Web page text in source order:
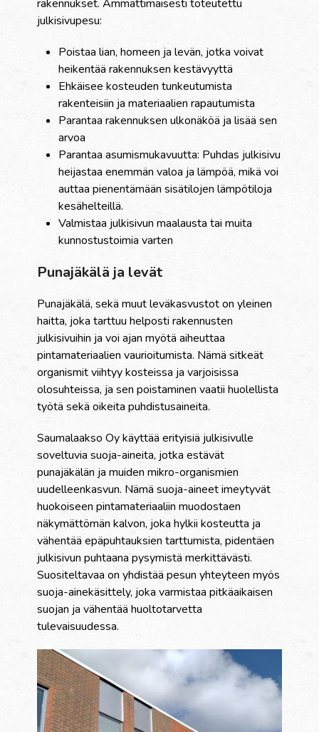
rakennukset. Ammattimaisesti toteutettu
julkisivupesu:
Poistaa lian, homeen ja levän, jotka voivat
heikentää rakennuksen kestävyyttä
Ehkäisee kosteuden tunkeutumista
rakenteisiin ja materiaalien rapautumista
Parantaa rakennuksen ulkonäköä ja lisää sen
arvoa
Parantaa asumismukavuutta: Puhdas julkisivu
heijastaa enemmän valoa ja lämpöä, mikä voi
auttaa pienentämään sisätilojen lämpötiloja
kesähelteillä.
Valmistaa julkisivun maalausta tai muita
kunnostustoimia varten
Punajäkälä ja levät
Punajäkälä, sekä muut leväkasvustot on yleinen
haitta, joka tarttuu helposti rakennusten
julkisivuihin ja voi ajan myötä aiheuttaa
pintamateriaalien vaurioitumista. Nämä sitkeät
organismit viihtyy kosteissa ja varjoisissa
olosuhteissa, ja sen poistaminen vaatii huolellista
työtä sekä oikeita puhdistusaineita.
Saumalaakso Oy käyttää erityisiä julkisivulle
soveltuvia suoja-aineita, jotka estävät
punajäkälän ja muiden mikro-organismien
uudelleenkasvun. Nämä suoja-aineet imeytyvät
huokoiseen pintamateriaaliin muodostaen
näkymättömän kalvon, joka hylkii kosteutta ja
vähentää epäpuhtauksien tarttumista, pidentäen
julkisivun puhtaana pysymistä merkittävästi.
Suositeltavaa on yhdistää pesun yhteyteen myös
suoja-ainekäsittely, joka varmistaa pitkäaikaisen
suojan ja vähentää huoltotarvetta
tulevaisuudessa.